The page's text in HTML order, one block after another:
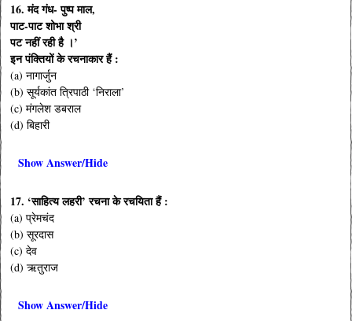
16. मंद गंध- पुष्प माल,
पाट-पाट शोभा श्री
पट नहीं रही है ।’
इन पंक्तियों के रचनाकार हैं :
(a) नागार्जुन
(b) सूर्यकांत त्रिपाठी ‘निराला’
(c) मंगलेश डबराल
(d) बिहारी
Show Answer/Hide
17. ‘साहित्य लहरी’ रचना के रचयिता हैं :
(a) प्रेमचंद
(b) सूरदास
(c) देव
(d) ऋतुराज
Show Answer/Hide